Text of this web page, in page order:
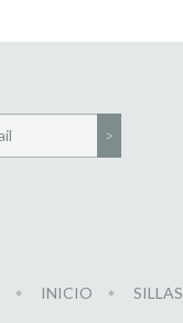
INICIO SILLAS